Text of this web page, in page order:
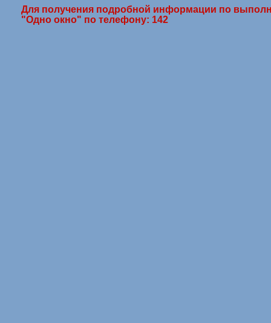
Для получения подробной информации по
"Одно окно" по телефону: 142